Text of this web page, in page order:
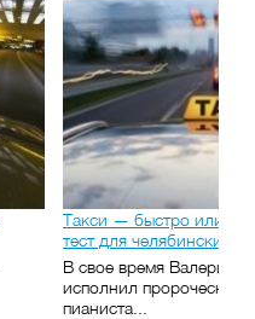
Такси — быстро или
тест для челябинских
В свое время Валерий
исполнил пророческое:
пианиста...